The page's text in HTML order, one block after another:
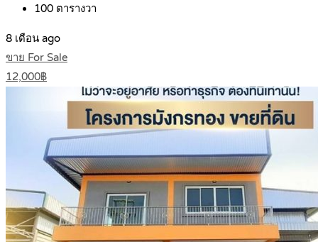
100 ตารางวา
8 เดือน ago
ขาย For Sale
12,000฿